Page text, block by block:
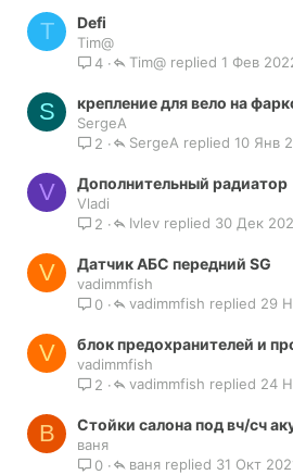
T Defi
Tim@
4
1 Фев
Tim@
S крепление для вело на
SergeA
2
10 Янв
SergeA
V Дополнительный радиатор
Vladi
2
30 Дек
Ivlev
V Датчик АБС передний SG
vadimmfish
0
29
vadimmfish
V блок предохранителей и
vadimmfish
2
24
vadimmfish
В Стойки салона под вч/сч
ваня
0
31 Окт
ваня